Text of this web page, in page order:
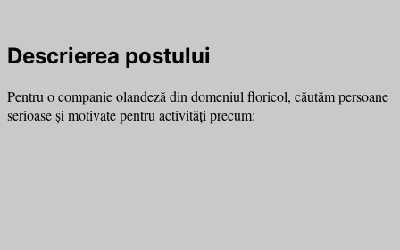
Descrierea postului
Pentru o companie olandeză din domeniul floricol, căutăm persoane
serioase și motivate pentru activități precum: